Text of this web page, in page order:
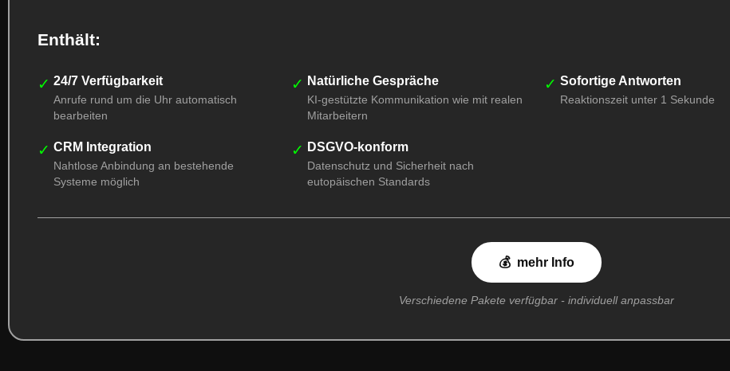
Enthält:
✓ 24/7 Verfügbarkeit
Anrufe rund um die Uhr automatisch
bearbeiten
✓ Natürliche Gespräche
KI-gestützte Kommunikation wie mit realen
Mitarbeitern
✓ Sofortige Antworten
Reaktionszeit unter 1 Sekunde
✓ CRM Integration
Nahtlose Anbindung an bestehende
Systeme möglich
✓ DSGVO-konform
Datenschutz und Sicherheit nach
eutopäischen Standards
💰 mehr Info
Verschiedene Pakete verfügbar - individuell anpassbar